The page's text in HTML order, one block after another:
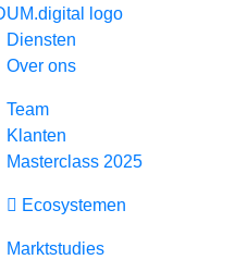
Diensten
Over ons
Team
Klanten
Masterclass 2025
Ecosystemen
Marktstudies